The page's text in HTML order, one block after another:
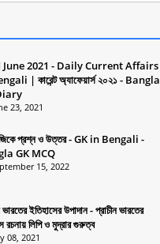
June 2021 - Daily Current Affairs
| কারেন্ট অ্যাফেয়ার্স ২০২১ - Bangla
23, 2021
জিকে প্রশ্ন ও উত্তর - GK in Bengali -
GK MCQ
15, 2022
ভারতের ইতিহাসের উপাদান - প্রাচীন ভারতের
রচনায় লিপি ও মুদ্রার গুরুত্ব
08, 2021